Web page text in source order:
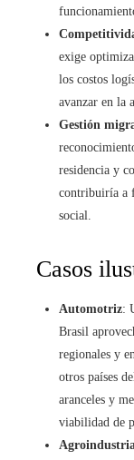
exige
los costos
avanzar en la
Gestión
residencia y
contribuiría a
social.
Casos
Automotriz:
Brasil
regionales y
otros países
aranceles y
viabilidad de